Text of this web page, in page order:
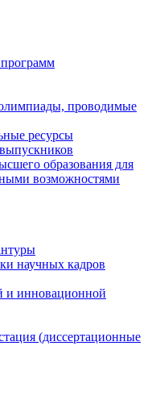
олимпиады, проводимые
ресурсы
образования для
возможностями
научных кадров
и инновационной
(диссертационные